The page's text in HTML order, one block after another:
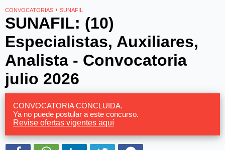
CONVOCATORIAS › SUNAFIL
SUNAFIL: (10)
Especialistas, Auxiliares,
Analista - Convocatoria
julio 2026
CONVOCATORIA CONCLUIDA.
Ya no puede postular a este concurso.
Revise ofertas vigentes aquí